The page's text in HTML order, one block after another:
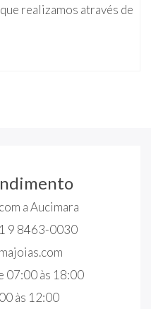
realizamos através de
a Aucimara
9 8463-0030
07:00 às 18:00
às 12:00